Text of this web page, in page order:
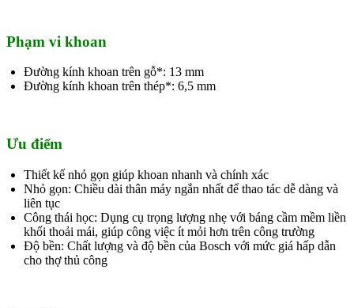
Phạm vi khoan
Đường kính khoan trên gỗ*: 13 mm
Đường kính khoan trên thép*: 6,5 mm
Ưu điểm
Thiết kế nhỏ gọn giúp khoan nhanh và chính xác
Nhỏ gọn: Chiều dài thân máy ngắn nhất để thao tác dễ dàng và
liên tục
Công thái học: Dụng cụ trọng lượng nhẹ với báng cầm mềm liền
khối thoải mái, giúp công việc ít mỏi hơn trên công trường
Độ bền: Chất lượng và độ bền của Bosch với mức giá hấp dẫn
cho thợ thủ công